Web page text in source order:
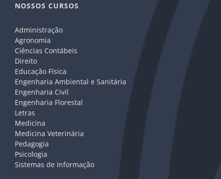
NOSSOS CURSOS
Administração
Agronomia
Ciências Contábeis
Direito
Educação Física
Engenharia Ambiental e Sanitária
Engenharia Civil
Engenharia Florestal
Letras
Medicina
Medicina Veterinária
Pedagogia
Psicologia
Sistemas de Informação